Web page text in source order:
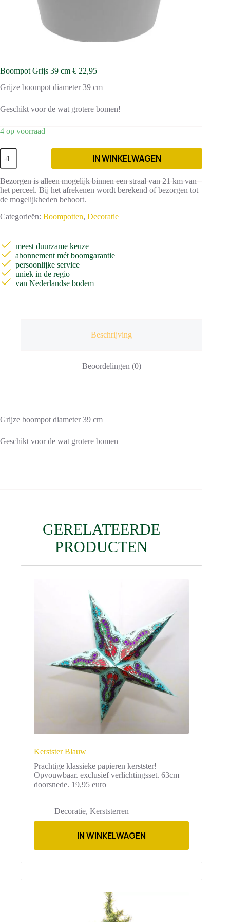
Boompot Grijs 39 cm € 22,95
Grijze boompot diameter 39 cm
Geschikt voor de wat grotere bomen!
4 op voorraad
Boompot
Grijs
39
cm
€
22,95
aantal
IN WINKELWAGEN
Bezorgen is alleen mogelijk binnen een straal van 21 km van
het perceel. Bij het afrekenen wordt berekend of bezorgen tot
de mogelijkheden behoort.
Categorieën: Boompotten, Decoratie
meest duurzame keuze
abonnement mét boomgarantie
persoonlijke service
uniek in de regio
van Nederlandse bodem
Beschrijving
Beoordelingen (0)
Grijze boompot diameter 39 cm
Geschikt voor de wat grotere bomen
GERELATEERDE
PRODUCTEN
Kerstster Blauw
Prachtige klassieke papieren kerstster!
Opvouwbaar. exclusief verlichtingsset. 63cm
doorsnede. 19,95 euro
Decoratie, Kerststerren
IN WINKELWAGEN